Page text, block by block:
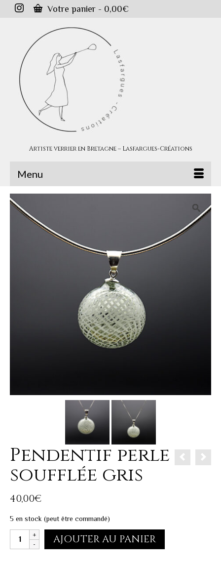
Votre panier - 0,00€
Artiste verrier en Bretagne – Lasfargues-Créations
Menu
Pendentif perle
soufflée gris
40,00€
5 en stock (peut être commandé)
quantité
de
AJOUTER AU PANIER